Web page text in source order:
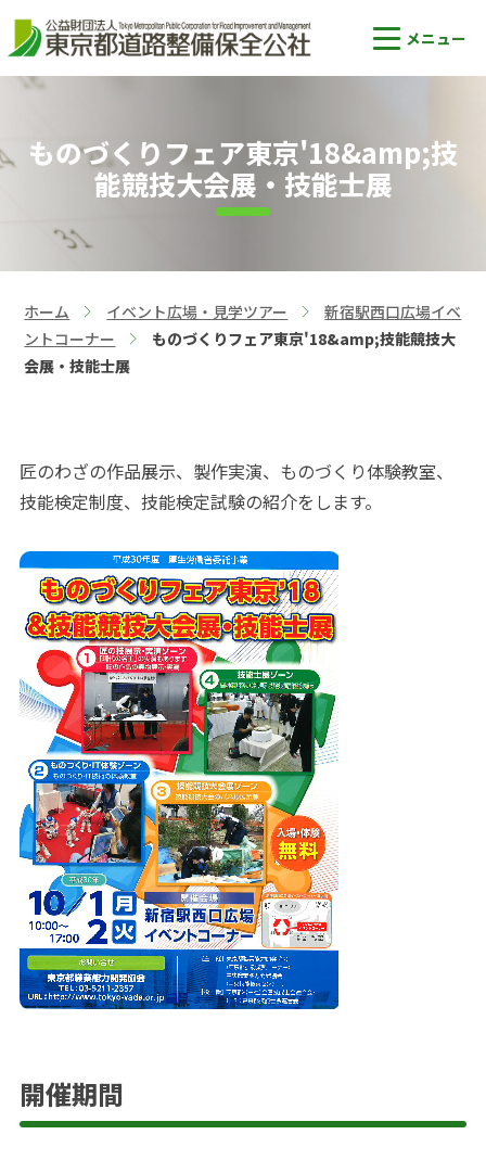
ものづくりフェア東京'18&amp;技
能競技大会展・技能士展
ホーム
>
イベント広場・見学ツアー
>
新宿駅西口広場イベ
ントコーナー
ものづくりフェア東京'18&amp;技能競技大
会展・技能士展
匠のわざの作品展示、製作実演、ものづくり体験教室、
技能検定制度、技能検定試験の紹介をします。
開催期間